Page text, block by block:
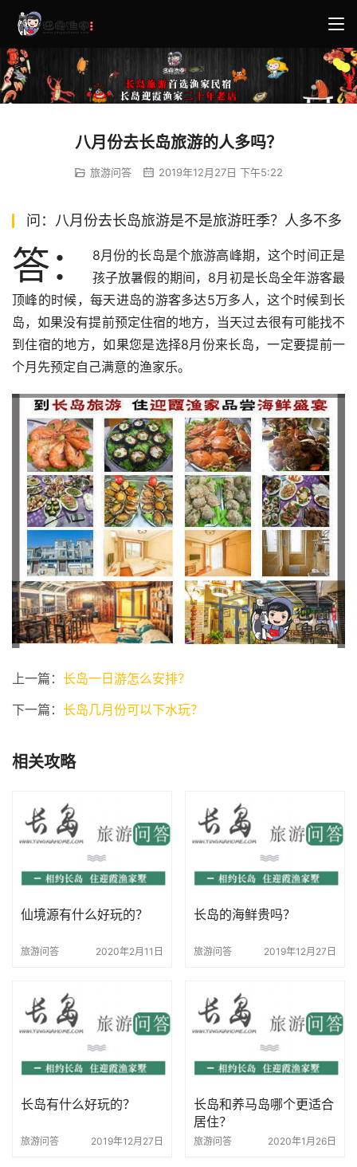
八月份去长岛旅游的人多吗？
旅游问答 2019年12月27日 下午5:22
问：八月份去长岛旅游是不是旅游旺季？人多不多
答：
8月份的长岛是个旅游高峰期，这个时间正是
孩子放暑假的期间，8月初是长岛全年游客最
顶峰的时候，每天进岛的游客多达5万多人，这个时候到长
岛，如果没有提前预定住宿的地方，当天过去很有可能找不
到住宿的地方，如果您是选择8月份来长岛，一定要提前一
个月先预定自己满意的渔家乐。
上一篇： 长岛一日游怎么安排？
下一篇： 长岛几月份可以下水玩？
相关攻略
仙境源有什么好玩的？
旅游问答 2020年2月11日
长岛的海鲜贵吗？
旅游问答 2019年12月27日
长岛有什么好玩的？
旅游问答 2019年12月27日
长岛和养马岛哪个更适合
居住？
旅游问答 2020年1月26日